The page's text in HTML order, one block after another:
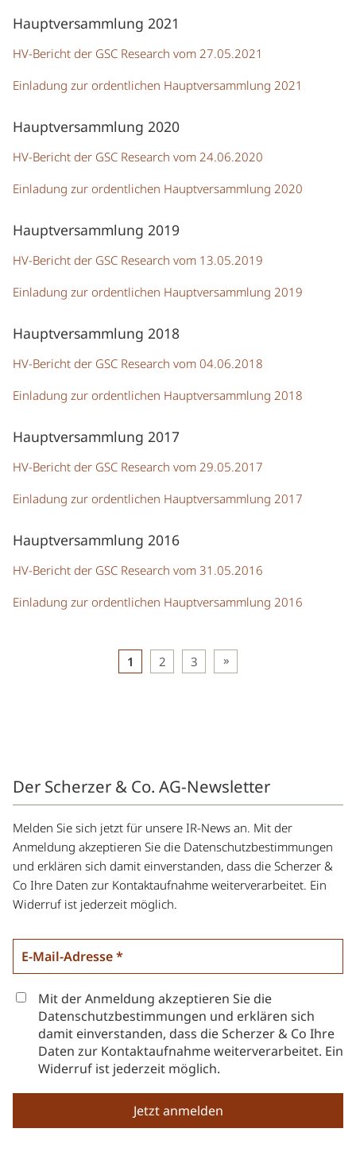
Hauptversammlung 2021
HV-Bericht der GSC Research vom 27.05.2021
Einladung zur ordentlichen Hauptversammlung 2021
Hauptversammlung 2020
HV-Bericht der GSC Research vom 24.06.2020
Einladung zur ordentlichen Hauptversammlung 2020
Hauptversammlung 2019
HV-Bericht der GSC Research vom 13.05.2019
Einladung zur ordentlichen Hauptversammlung 2019
Hauptversammlung 2018
HV-Bericht der GSC Research vom 04.06.2018
Einladung zur ordentlichen Hauptversammlung 2018
Hauptversammlung 2017
HV-Bericht der GSC Research vom 29.05.2017
Einladung zur ordentlichen Hauptversammlung 2017
Hauptversammlung 2016
HV-Bericht der GSC Research vom 31.05.2016
Einladung zur ordentlichen Hauptversammlung 2016
Beitragsnavigation
1 2 3
Der Scherzer & Co. AG-Newsletter
Melden Sie sich jetzt für unsere IR-News an. Mit der
Anmeldung akzeptieren Sie die Datenschutzbestimmungen
und erklären sich damit einverstanden, dass die Scherzer &
Co Ihre Daten zur Kontaktaufnahme weiterverarbeitet. Ein
Widerruf ist jederzeit möglich.
Mit der Anmeldung akzeptieren Sie die
Datenschutzbestimmungen und erklären sich
damit einverstanden, dass die Scherzer & Co Ihre
Daten zur Kontaktaufnahme weiterverarbeitet. Ein
Widerruf ist jederzeit möglich.